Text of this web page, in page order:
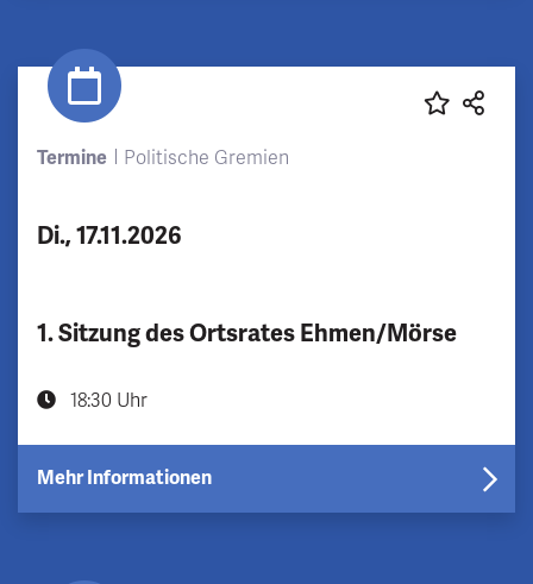
Termine Politische Gremien
Di., 17.11.2026
1. Sitzung des Ortsrates Ehmen/Mörse
18:30 Uhr
Mehr Informationen